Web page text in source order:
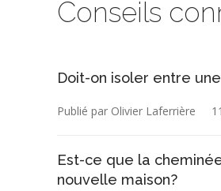
Conseils
Doit-on isoler entre
Publié par Olivier Laferrière
Est-ce que la
nouvelle maison?